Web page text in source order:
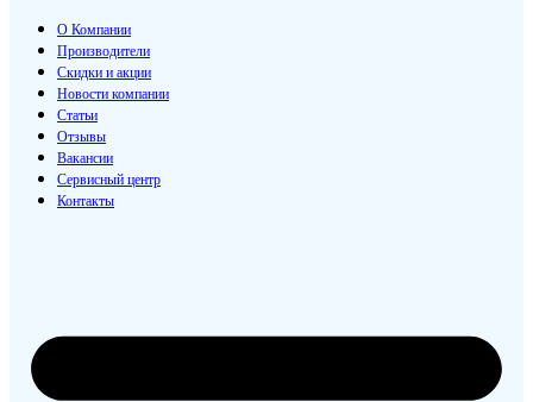
О Компании
Производители
Скидки и акции
Новости компании
Статьи
Отзывы
Вакансии
Сервисный центр
Контакты